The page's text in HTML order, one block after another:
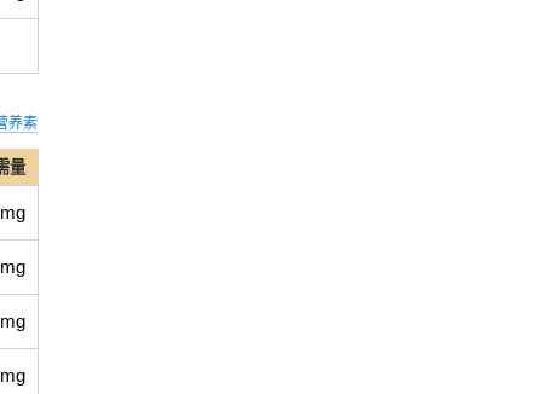
养素
量